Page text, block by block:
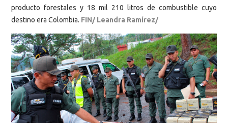
producto forestales y 18 mil 210 litros de combustible cuyo
destino era Colombia. FIN/ Leandra Ramírez/